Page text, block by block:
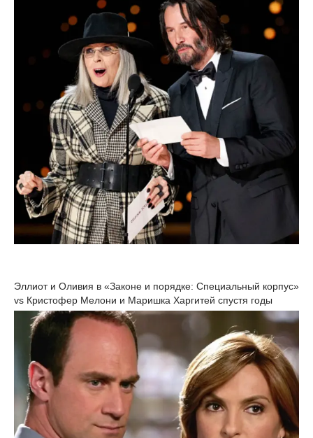
Эллиот и Оливия в «Законе и порядке: Специальный корпус»
vs Кристофер Мелони и Маришка Харгитей спустя годы